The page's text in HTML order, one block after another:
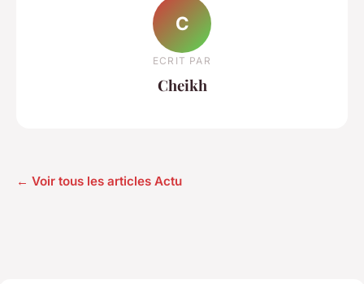
C
ECRIT PAR
Cheikh
← Voir tous les articles Actu